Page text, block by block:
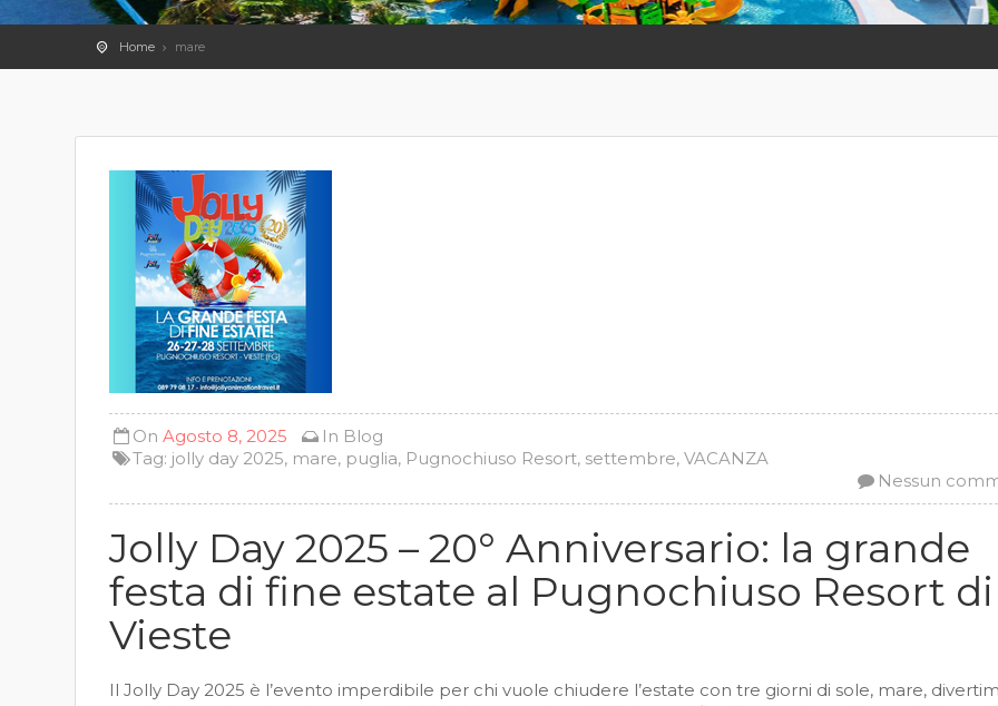
Home mare
OnAgosto 8, 2025 In Blog
Tag: jolly day 2025, mare, puglia, Pugnochiuso Resort, settembre,VACANZA
Nessun
Jolly Day 2025 – 20° Anniversario: la grande
festa di fine estate al Pugnochiuso Resort di
Vieste
Il Jolly Day 2025 è l’evento imperdibile per chi vuole chiudere l’estate con tre giorni di sole, mare,